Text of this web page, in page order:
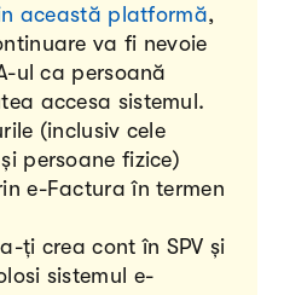
această platformă,
va fi nevoie
ul ca persoană
accesa sistemul.
(inclusiv cele
persoane fizice)
e-Factura în termen
ți crea cont în SPV și
sistemul e-